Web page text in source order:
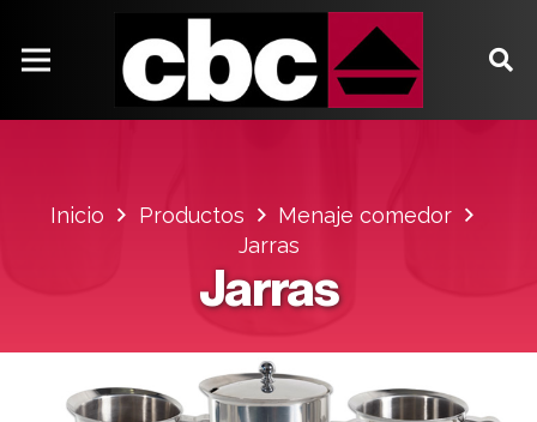
Inicio Productos
Menaje comedor
Jarras
Jarras